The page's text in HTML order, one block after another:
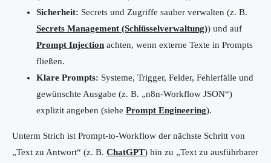
Sicherheit: Secrets und Zugriffe sauber verwalten (z. B.
Secrets Management (Schlüsselverwaltung)) und auf
Prompt Injection achten, wenn externe Texte in Prompts
fließen.
Klare Prompts: Systeme, Trigger, Felder, Fehlerfälle und
gewünschte Ausgabe (z. B. „n8n-Workflow JSON“)
explizit angeben (siehe Prompt Engineering).
Unterm Strich ist Prompt-to-Workflow der nächste Schritt von
„Text zu Antwort“ (z. B. ChatGPT) hin zu „Text zu ausführbarer